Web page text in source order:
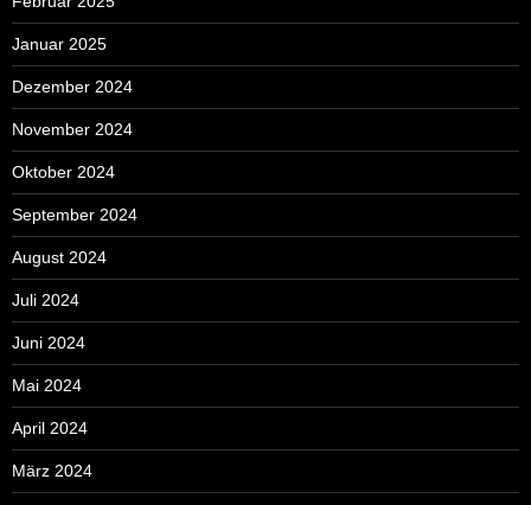
Januar 2025
Dezember 2024
November 2024
Oktober 2024
September 2024
August 2024
Juli 2024
Juni 2024
Mai 2024
April 2024
März 2024